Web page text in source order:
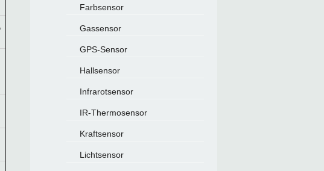
Farbsensor
Gassensor
GPS-Sensor
Hallsensor
Infrarotsensor
IR-Thermosensor
Kraftsensor
Lichtsensor